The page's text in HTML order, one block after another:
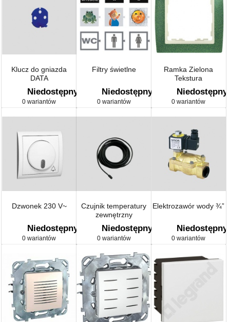
Klucz do gniazda
DATA
Niedostępny
0 wariantów
Filtry świetlne
Niedostępny
0 wariantów
Ramka Zielona
Tekstura
Niedostępny
0 wariantów
Dzwonek 230 V~
Niedostępny
0 wariantów
Czujnik temperatury
zewnętrzny
Niedostępny
0 wariantów
Elektrozawór wody ¾”
Niedostępny
0 wariantów